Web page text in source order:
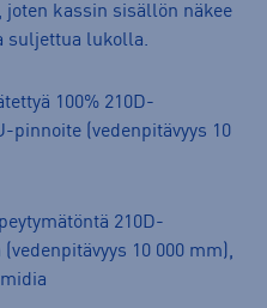
joten kassin sisällön näkee
suljettua lukolla.
100% 210D-
pinnoite (vedenpitävyys 10
210D-
10 000 mm),